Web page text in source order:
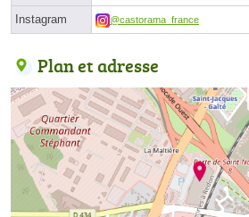
Instagram @castorama_france
Plan et adresse